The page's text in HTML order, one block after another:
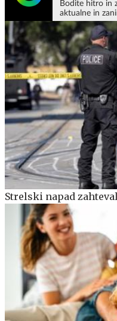
Bodite hitro in
aktualne in
Strelski napad